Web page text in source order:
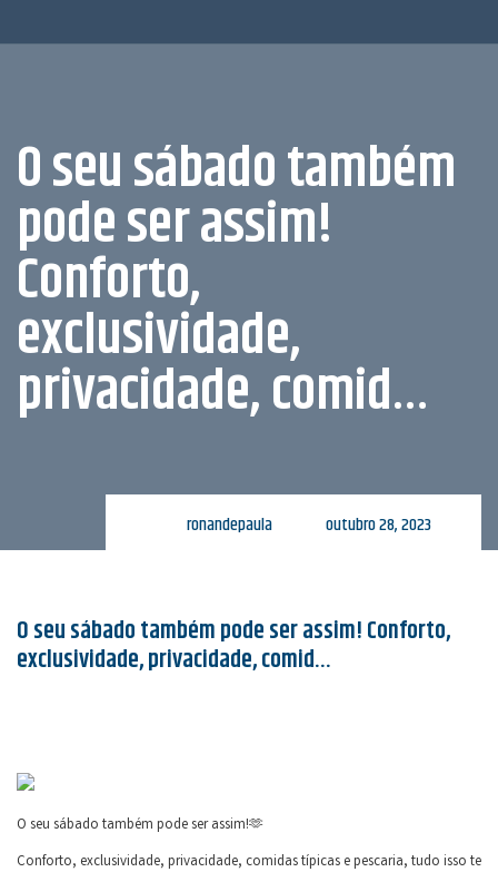
O seu sábado também
pode ser assim!
Conforto,
exclusividade,
privacidade, comid…
ronandepaula outubro 28, 2023
O seu sábado também pode ser assim! Conforto,
exclusividade, privacidade, comid…
O seu sábado também pode ser assim!🫶
Conforto, exclusividade, privacidade, comidas típicas e pescaria, tudo isso te